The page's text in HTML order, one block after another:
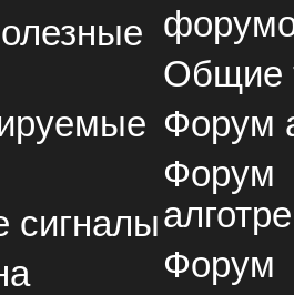
сигналы
Общие
Форум
Форум
Форум